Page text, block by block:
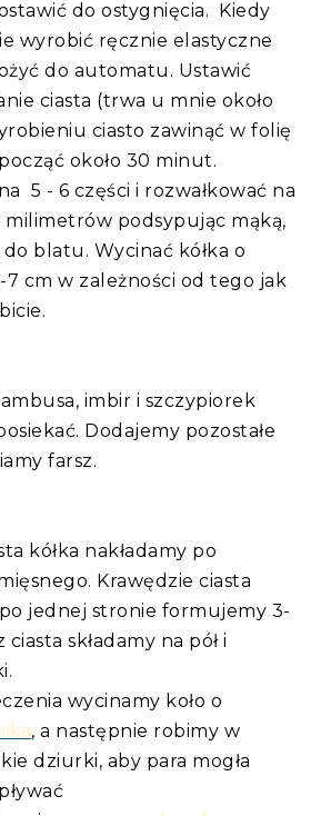
do ostygnięcia. Kiedy
wyrobić ręcznie elastyczne
do automatu. Ustawić
ciasta (trwa u mnie około
ciasto zawinąć w folię
około 30 minut.
5 - 6 części i rozwałkować na
milimetrów podsypując mąką,
do blatu. Wycinać kółka o
7 cm w zależności od tego jak
imbir i szczypiorek
Dodajemy pozostałe
farsz.
kółka nakładamy po
Krawędzie ciasta
jednej stronie formujemy 3-
ciasta składamy na pół i
wycinamy koło o
, a następnie robimy w
dziurki, aby para mogła